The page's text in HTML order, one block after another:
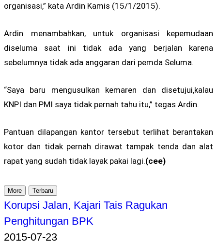
organisasi,” kata Ardin Kamis (15/1/2015).
Ardin menambahkan, untuk organisasi kepemudaan
diseluma saat ini tidak ada yang berjalan karena
sebelumnya tidak ada anggaran dari pemda Seluma.
“Saya baru mengusulkan kemaren dan disetujui,kalau
KNPI dan PMI saya tidak pernah tahu itu,” tegas Ardin.
Pantuan dilapangan kantor tersebut terlihat berantakan
kotor dan tidak pernah dirawat tampak tenda dan alat
rapat yang sudah tidak layak pakai lagi.(cee)
More Terbaru
Korupsi Jalan, Kajari Tais Ragukan
Penghitungan BPK
2015-07-23